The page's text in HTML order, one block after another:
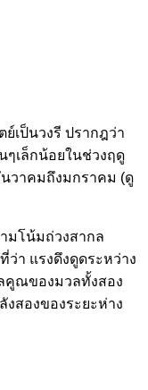
เป็นวงรี ปรากฎว่า
ๆเล็กน้อยในช่วงฤดู
วาคมถึงมกราคม (ดู
มโน้มถ่วงสากล
ว่า แรงดึงดูดระหว่าง
คูณของมวลทั้งสอง
สองของระยะห่าง